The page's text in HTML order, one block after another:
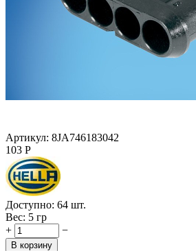
Артикул: 8JA746183042
103 Р
Доступно: 64 шт.
Вес: 5 гр
+
−
В корзину